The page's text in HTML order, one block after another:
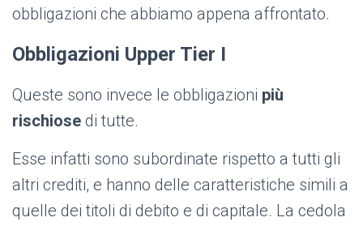
obbligazioni che abbiamo appena affrontato.
Obbligazioni Upper Tier I
Queste sono invece le obbligazioni più
rischiose di tutte.
Esse infatti sono subordinate rispetto a tutti gli
altri crediti, e hanno delle caratteristiche simili a
quelle dei titoli di debito e di capitale. La cedola